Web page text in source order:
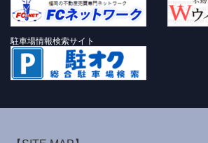
駐車場情報検索サイト